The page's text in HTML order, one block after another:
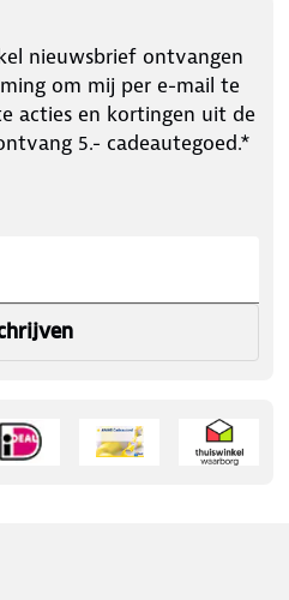
nieuwsbrief ontvangen
om mij per e-mail te
acties en kortingen uit de
5.- cadeautegoed.*